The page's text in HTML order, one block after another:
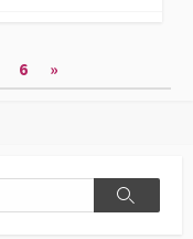
6 »
検